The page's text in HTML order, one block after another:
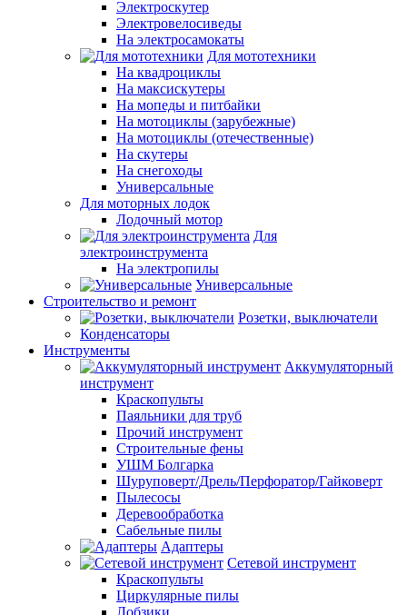
Электроскутер
Электровелосиведы
На электросамокаты
Для мототехники
На квадроциклы
На максискутеры
На мопеды и питбайки
На мотоциклы (зарубежные)
На мотоциклы (отечественные)
На скутеры
На снегоходы
Универсальные
Для моторных лодок
Лодочный мотор
Для
электроинструмента
На электропилы
Универсальные
Строительство и ремонт
Розетки, выключатели
Конденсаторы
Инструменты
Аккумуляторный
инструмент
Краскопульты
Паяльники для труб
Прочий инструмент
Строительные фены
УШМ Болгарка
Шуруповерт/Дрель/Перфоратор/Гайковерт
Пылесосы
Деревообработка
Сабельные пилы
Адаптеры
Сетевой инструмент
Краскопульты
Циркулярные пилы
Лобзики